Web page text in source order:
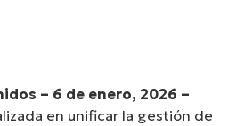
– 6 de enero, 2026 –
en unificar la gestión de